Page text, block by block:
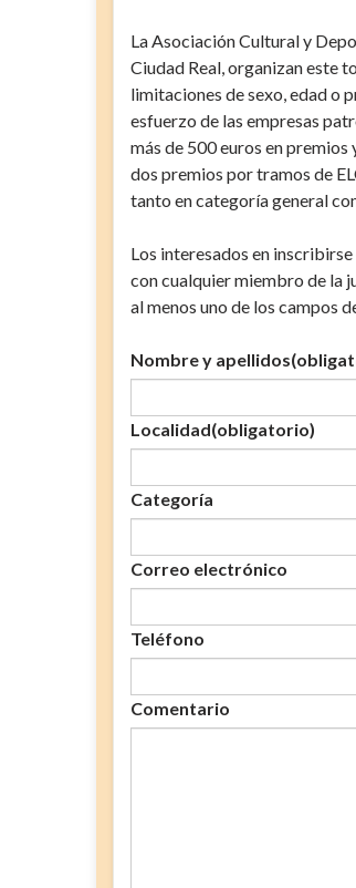
La Asociación Cultural y
Ciudad Real, organizan este
limitaciones de sexo, edad o
esfuerzo de las empresas
más de 500 euros en
dos premios por tramos de
tanto en categoría general
Los interesados en
con cualquier miembro de la
al menos uno de los campos
Nombre y apellidos
Localidad(obligatorio)
Categoría
Correo electrónico
Teléfono
Comentario